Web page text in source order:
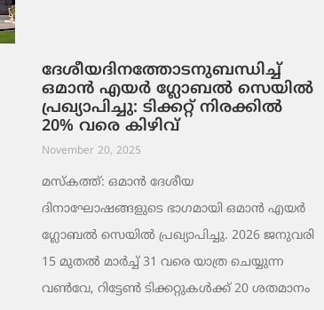
ദേശീയദിനത്തോടനുബന്ധിച്ച്
ഒമാൻ എയർ ഗ്ലോബൽ സെയിൽ
പ്രഖ്യാപിച്ചു: ടിക്കറ്റ് നിരക്കിൽ
20% വരെ കിഴിവ്
November 20, 2025
മസ്‌കത്ത്: ഒമാൻ ദേശീയ
ദിനാഘോഷങ്ങളുടെ ഭാഗമായി ഒമാൻ എയർ
ഗ്ലോബൽ സെയിൽ പ്രഖ്യാപിച്ചു. 2026 ജനുവരി
15 മുതൽ മാർച്ച് 31 വരെ യാത്ര ചെയ്യുന്ന
വൺവേ, റിട്ടേൺ ടിക്കറ്റുകൾക്ക് 20 ശതമാനം